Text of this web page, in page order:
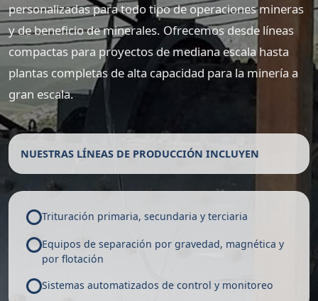
personalizadas para todo tipo de operaciones mineras
y de beneficio de minerales. Ofrecemos desde líneas
compactas para proyectos de mediana escala hasta
plantas completas de alta capacidad para la minería a
gran escala.
NUESTRAS LÍNEAS DE PRODUCCIÓN INCLUYEN
Trituración primaria, secundaria y terciaria
Equipos de separación por gravedad, magnética y
por flotación
Sistemas automatizados de control y monitoreo